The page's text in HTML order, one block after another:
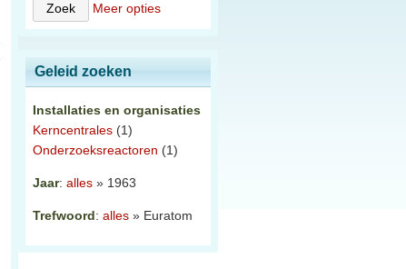
Meer opties
Geleid zoeken
Installaties en organisaties
Kerncentrales (1)
Onderzoeksreactoren (1)
Jaar: alles » 1963
Trefwoord: alles » Euratom